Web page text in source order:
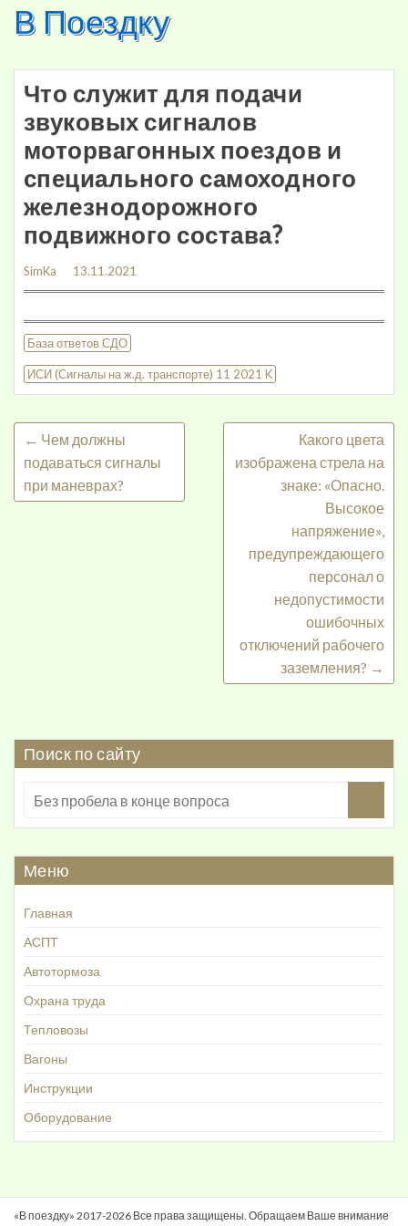
SkipВ Поездку
Что служит для подачи
звуковых сигналов
моторвагонных поездов и
специального самоходного
железнодорожного
подвижного состава?
SimKa 13.11.2021
База ответов СДО
ИСИ (Сигналы на ж.д. транспорте) 11 2021 K
← Чем должны
подаваться сигналы
при маневрах?
Какого цвета
изображена стрела на
знаке: «Опасно.
Высокое
напряжение»,
предупреждающего
персонал о
недопустимости
ошибочных
отключений рабочего
заземления? →
Поиск по сайту
Меню
Главная
АСПТ
Автотормоза
Охрана труда
Тепловозы
Вагоны
Инструкции
Оборудование
«В поездку» 2017-2026 Все права защищены. Обращаем Ваше внимание